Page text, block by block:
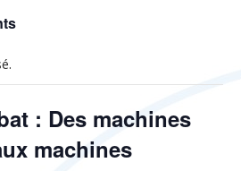
: Des machines
machines